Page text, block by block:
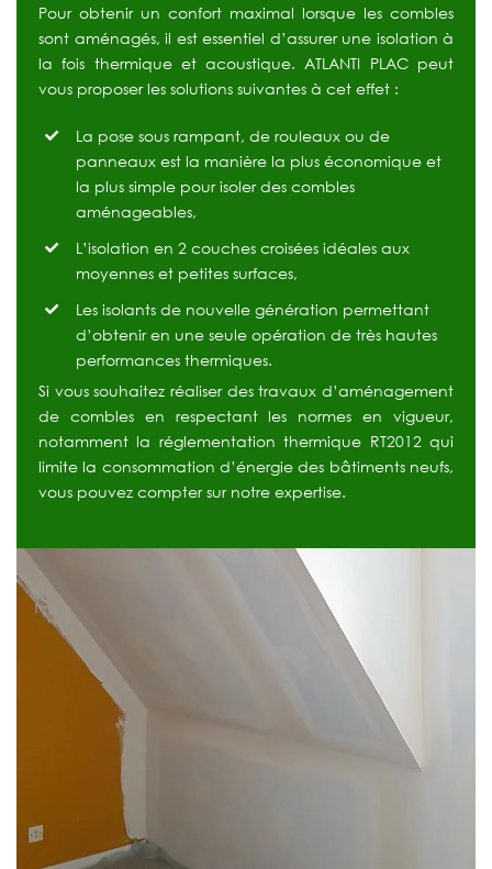
Pour obtenir un confort maximal lorsque les combles
sont aménagés, il est essentiel d’assurer une isolation à
la fois thermique et acoustique. ATLANTI PLAC peut
vous proposer les solutions suivantes à cet effet :
La pose sous rampant, de rouleaux ou de
panneaux est la manière la plus économique et
la plus simple pour isoler des combles
aménageables,
L’isolation en 2 couches croisées idéales aux
moyennes et petites surfaces,
Les isolants de nouvelle génération permettant
d’obtenir en une seule opération de très hautes
performances thermiques.
Si vous souhaitez réaliser des travaux d’aménagement
de combles en respectant les normes en vigueur,
notamment la réglementation thermique RT2012 qui
limite la consommation d’énergie des bâtiments neufs,
vous pouvez compter sur notre expertise.